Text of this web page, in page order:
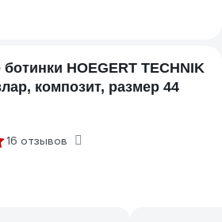
HOEGERT TECHNIK
композит, размер 44
16 отзывов